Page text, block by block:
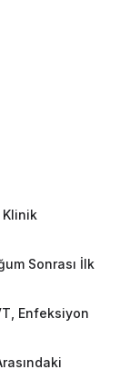
Sonrası İlk
Enfeksiyon